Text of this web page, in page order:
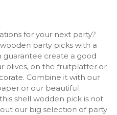
for your next party?
party picks with a
guarantee create a good
olives, on the fruitplatter or
Combine it with our
or our beautiful
shell wodden pick is not
our big selection of party